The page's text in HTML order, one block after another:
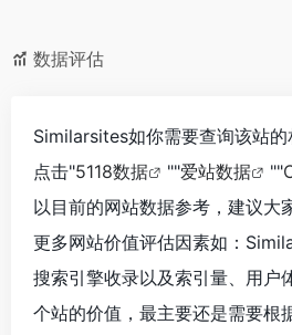
数据评估
Similarsites如你需要查询该站
点击"5118数据 ""爱站数据 ""
以目前的网站数据参考，建议大
更多网站价值评估因素如：
搜索引擎收录以及索引量、用户
个站的价值，最主要还是需要根